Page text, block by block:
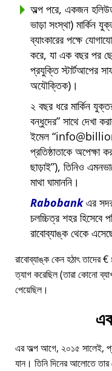
অল্প পরে, একজন হলিউড
ভাড়া সংস্থা) মার্কিন
ব্যাংকারের পক্ষে
করে, যা এক বছর পর
প্রযুক্তি স্টার্টআপের
অযৌক্তিক)।
২ বছর ধরে মার্কিন
বন্ধুদের সাথে দেখা
ইমেল
প্রতিষ্ঠাতাকে অপেক্ষা
ছাড়াই ), তিনিও
মাথা ঘামাননি।
Rabobankএর সদর
চলচ্চিত্র শহর হিসেবে
রাবোব্যাঙ্ক থেকে
রাবোব্যাঙ্ক কেন হঠাৎ তাদের
ত্যাগ করেছিল (তারা কোনো
পেয়েছিল।
এর অল্প আগে, ২০১৫ সালেই,
যান। তিনি দিনের আলোতে